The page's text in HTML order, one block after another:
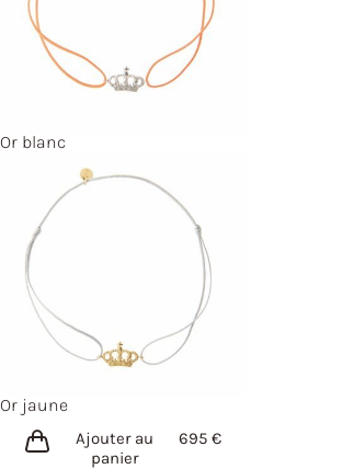
Or blanc
Or jaune
Ajouter au
panier
695 €